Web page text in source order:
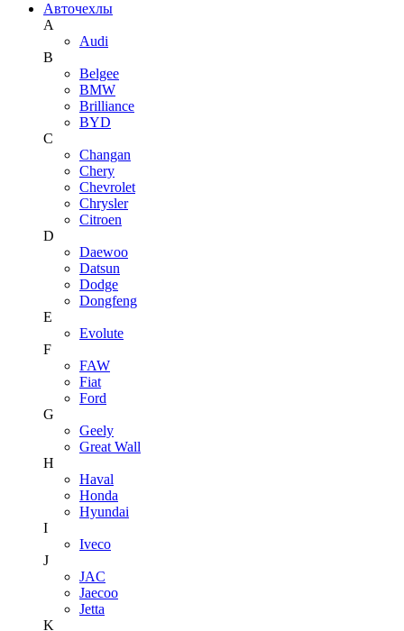
Авточехлы
A
Audi
B
Belgee
BMW
Brilliance
BYD
C
Changan
Chery
Chevrolet
Chrysler
Citroen
D
Daewoo
Datsun
Dodge
Dongfeng
E
Evolute
F
FAW
Fiat
Ford
G
Geely
Great Wall
H
Haval
Honda
Hyundai
I
Iveco
J
JAC
Jaecoo
Jetta
K